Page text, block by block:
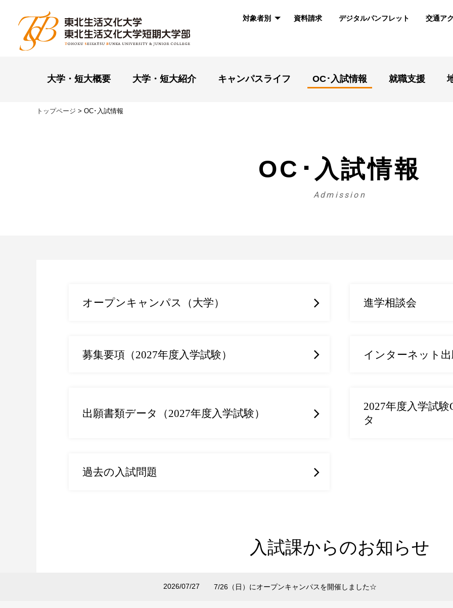
対象者別 資料請求 デジタルパンフレット 交通ア
大学・短大概要 大学・短大紹介 キャンパスライフ OC･入試情報 就職支援
トップページ > OC･入試情報
OC･入試情報
Admission
オープンキャンパス（大学） 進学相談会
募集要項（2027年度入学試験） インターネット
出願書類データ（2027年度入学試験）
2027年度入学試
タ
過去の入試問題
入試課からのお知らせ
2026/07/27 7/26（日）にオープンキャンパスを開催しました☆